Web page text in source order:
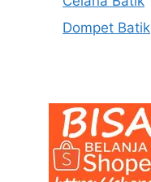
Dompet Batik